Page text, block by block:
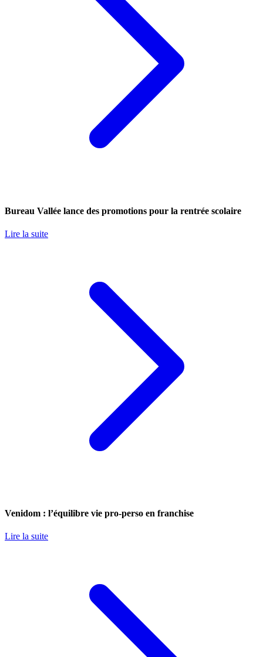
Bureau Vallée lance des promotions pour la rentrée scolaire
Lire la suite
Venidom : l’équilibre vie pro-perso en franchise
Lire la suite